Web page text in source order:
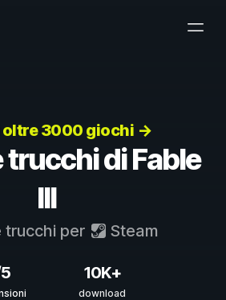
oltre 3000 giochi →
trucchi di Fable
III
trucchi per Steam
10K+
download